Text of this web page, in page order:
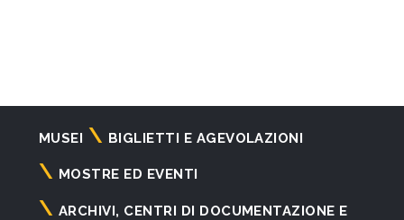
Navigazione
principale
MUSEI BIGLIETTI E AGEVOLAZIONI
MOSTRE ED EVENTI
ARCHIVI, CENTRI DI DOCUMENTAZIONE E